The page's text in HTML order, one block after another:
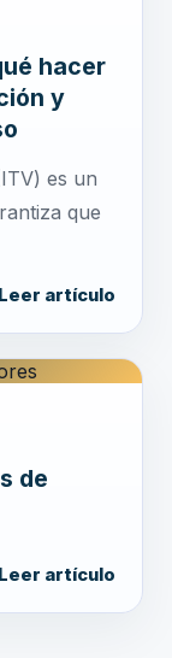
hacer
y
es un
que
Leer artículo
de
Leer artículo